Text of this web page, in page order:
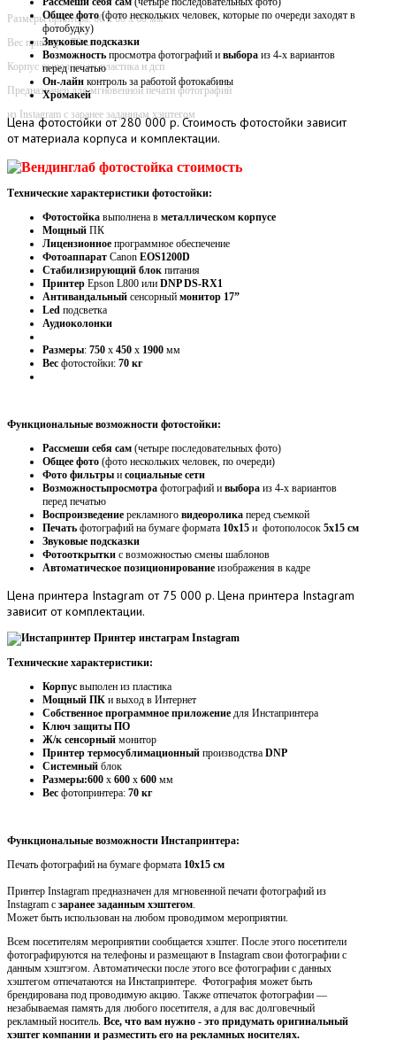
Размеры принтера: 60 х 60 х 60 мм
Вес принтера: 70 кг
Корпус выполнен из пластика и дсп
Предназначен для мгновенной печати фотографий
из Instagram с заранее заданным хэштегом
Общее фото(фото нескольких человек, которые по очереди заходят в
фотобудку)
Звуковыеподсказки
Возможность просмотра фотографий и выбора из 4-х вариантов
перед печатью
Он-лайн контроль за работой фотокабины
Хромакей
Ценафотостойки от 280 000 р. Стоимость фотостойки зависит
от материала корпуса и комплектации.
Технические характеристики фотостойки:
Фотостойка выполнена в металлическом корпусе
Мощный ПК
Лицензионное программное обеспечение
Фотоаппарат Canon EOS1200D
Стабилизирующий блок питания
Принтер Epson L800 или DNP DS-RX1
Антивандальный сенсорный монитор 17”
Led подсветка
Аудиоколонки
Размеры: 750 х 450 х 1900 мм
Вес фотостойки: 70 кг
Функциональные возможности фотостойки:
Рассмеши себя сам (четыре последовательных фото)
Общее фото (фото нескольких человек, по очереди)
Фото фильтры и социальные сети
Возможностьпросмотра фотографий и выбора из 4-х вариантов
перед печатью
Воспроизведение рекламного видеоролика перед съемкой
Печать фотографий на бумаге формата 10х15 и фотополосок 5х15 см
Звуковые подсказки
Фотооткрытки с возможностью смены шаблонов
Автоматическое позиционирование изображения в кадре
Цена принтера Instagram от 75 000 р. Цена принтера Instagram
зависит от комплектации.
Технические характеристики:
Корпус выполен из пластика
Мощный ПК и выход в Интернет
Собственное программное приложение для Инстапринтера
Ключ защиты ПО
Ж/к сенсорный монитор
Принтер термосублимационный производства DNP
Системный блок
Размеры:600 х 600 х 600 мм
Вес фотопринтера: 70 кг
Функциональные возможности Инстапринтера:
Печать фотографий на бумаге формата 10х15 см
Принтер Instagram предназначен для мгновенной печати фотографий из
Instagram с заранее заданным хэштегом.
Может быть использован на любом проводимом мероприятии.
Всем посетителям мероприятии сообщается хэштег. После этого посетители
фотографируются на телефоны и размещают в Instagram свои фотографии с
данным хэштэгом. Автоматически после этого все фотографии с данных
хэштегом отпечатаются на Инстапринтере. Фотография может быть
брендирована под проводимую акцию. Также отпечаток фотографии —
незабываемая память для любого посетителя, а для вас долговечный
рекламный носитель. Все, что вам нужно - это придумать оригинальный
хэштег компании и разместить его на рекламных носителях.